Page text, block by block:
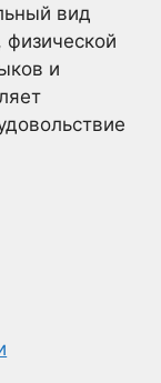
вид
физической
и